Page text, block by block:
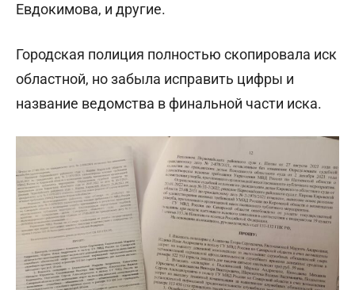
Евдокимова, и другие.
Городская полиция полностью скопировала иск
областной, но забыла исправить цифры и
название ведомства в финальной части иска.